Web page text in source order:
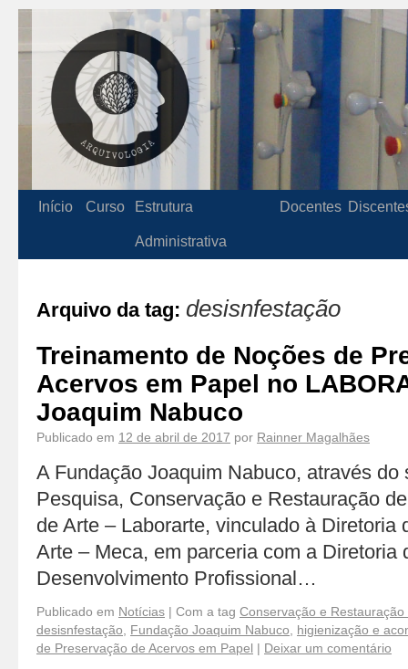
Início Curso Estrutura
Administrativa
Docentes
Arquivo da tag: desisnfestação
Treinamento de Noções de
Acervos em Papel no
Joaquim Nabuco
Publicado em 12 de abril de 2017 por Rainner Magalhães
A Fundação Joaquim Nabuco, através do
Pesquisa, Conservação e Restauração
de Arte – Laborarte, vinculado à Diretoria
Arte – Meca, em parceria com a Diretoria
Desenvolvimento Profissional…
Publicado em Notícias | Com a tag Conservação e
desisnfestação
Fundação Joaquim Nabuco
higienização e
de Preservação de Acervos em Papel | Deixar um comentário